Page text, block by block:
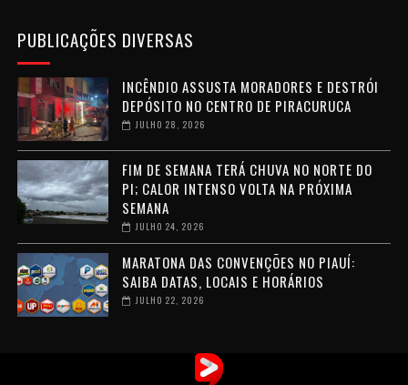
PUBLICAÇÕES DIVERSAS
INCÊNDIO ASSUSTA MORADORES E DESTRÓI
DEPÓSITO NO CENTRO DE PIRACURUCA
JULHO 28, 2026
FIM DE SEMANA TERÁ CHUVA NO NORTE DO
PI; CALOR INTENSO VOLTA NA PRÓXIMA
SEMANA
JULHO 24, 2026
MARATONA DAS CONVENÇÕES NO PIAUÍ:
SAIBA DATAS, LOCAIS E HORÁRIOS
JULHO 22, 2026